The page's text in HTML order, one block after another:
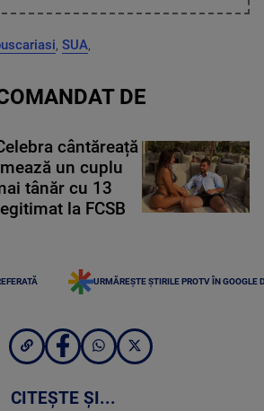
, SUA,
DE
cântăreață
un cuplu
tânăr cu 13
la FCSB
URMĂREȘTE ȘTIRILE PROTV ÎN GOOGLE
CITEȘTE ȘI...